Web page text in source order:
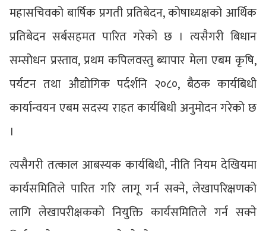
महासचिवको बार्षिक प्रगती प्रतिबेदन, कोषाध्यक्षको आर्थिक
प्रतिबेदन सर्बसहमत पारित गरेको छ । त्यसैगरी बिधान
सम्सोधन प्रस्ताव, प्रथम कपिलवस्तु ब्यापार मेला एबम कृषि,
पर्यटन तथा औद्योगिक पर्दर्शनि २०८०, बैठक कार्यबिधी
कार्यान्वयन एबम सदस्य राहत कार्यबिधी अनुमोदन गरेको छ
।
त्यसैगरी तत्काल आबस्यक कार्यबिधी, नीति नियम देखियमा
कार्यसमितिले पारित गरि लागू गर्न सक्ने, लेखापरिक्षणको
लागि लेखापरीक्षकको नियुक्ति कार्यसमितिले गर्न सक्ने